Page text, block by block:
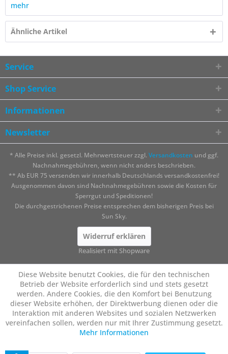
mehr
Ähnliche Artikel
Service
Shop Service
Informationen
Newsletter
* Alle Preise inkl. gesetzl. Mehrwertsteuer zzgl. Versandkosten und ggf.
Nachnahmegebühren, wenn nicht anders beschrieben.
** Ab EUR 75 versenden wir innerhalb Deutschlands versandkostenfrei!
Ausgenommen davon sind Nachnahmegebühren sowie die Kosten für
Sperrgut und Speditionen!
Die durchgestrichenen Preise entsprechen dem bisherigen Preis bei
Sun Sky.
Widerruf erklären
Realisiert mit Shopware
Diese Website benutzt Cookies, die für den technischen
Betrieb der Website erforderlich sind und stets gesetzt
werden. Andere Cookies, die den Komfort bei Benutzung
dieser Website erhöhen, der Direktwerbung dienen oder die
Interaktion mit anderen Websites und sozialen Netzwerken
vereinfachen sollen, werden nur mit Ihrer Zustimmung gesetzt.
Mehr Informationen